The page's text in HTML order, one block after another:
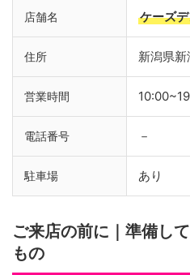
店舗名 ケーズ
住所 新潟県
営業時間
電話番号 －
駐車場 あり
ご来店の前に｜準備し
もの